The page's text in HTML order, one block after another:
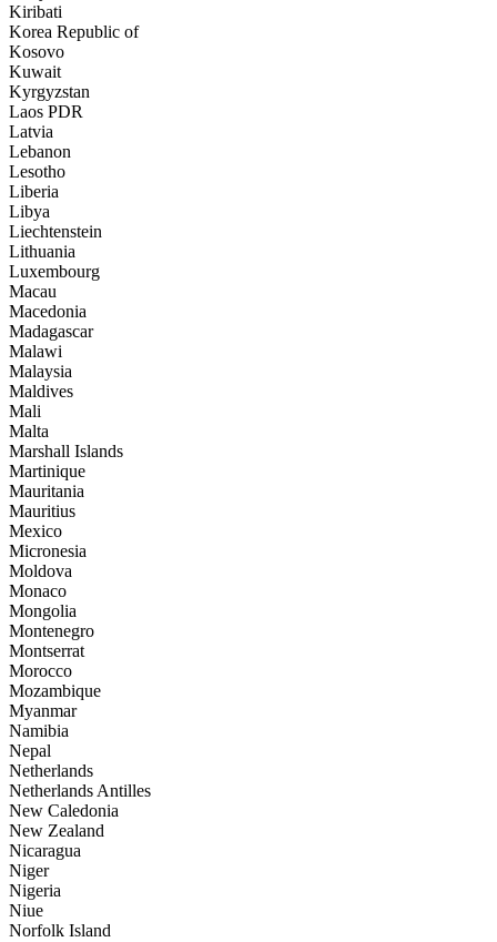
Kiribati
Korea Republic of
Kosovo
Kuwait
Kyrgyzstan
Laos PDR
Latvia
Lebanon
Lesotho
Liberia
Libya
Liechtenstein
Lithuania
Luxembourg
Macau
Macedonia
Madagascar
Malawi
Malaysia
Maldives
Mali
Malta
Marshall Islands
Martinique
Mauritania
Mauritius
Mexico
Micronesia
Moldova
Monaco
Mongolia
Montenegro
Montserrat
Morocco
Mozambique
Myanmar
Namibia
Nepal
Netherlands
Netherlands Antilles
New Caledonia
New Zealand
Nicaragua
Niger
Nigeria
Niue
Norfolk Island